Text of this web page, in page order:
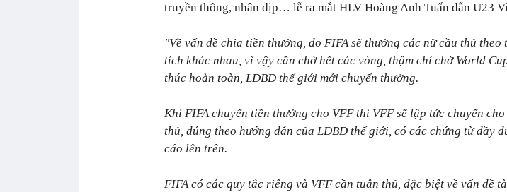
truyền thông, nhân dịp… lễ ra mắt HLV Hoàng Anh Tuấn dẫn U23
"Về vấn đề chia tiền thưởng, do FIFA sẽ thưởng các nữ cầu thủ theo
tích khác nhau, vì vậy cần chờ hết các vòng, thậm chí chờ World
thúc hoàn toàn, LĐBĐ thế giới mới chuyển thưởng.
Khi FIFA chuyển tiền thưởng cho VFF thì VFF sẽ lập tức chuyển
thủ, đúng theo hướng dẫn của LĐBĐ thế giới, có các chứng từ đầy
cáo lên trên.
FIFA có các quy tắc riêng và VFF cần tuân thủ, đặc biệt về vấn đề